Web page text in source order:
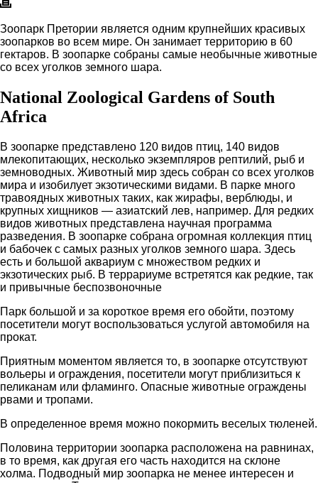
Зоопарк Претории является одним крупнейших красивых
зоопарков во всем мире. Он занимает территорию в 60
гектаров. В зоопарке собраны самые необычные животные
со всех уголков земного шара.
National Zoological Gardens of South
Africa
В зоопарке представлено 120 видов птиц, 140 видов
млекопитающих, несколько экземпляров рептилий, рыб и
земноводных. Животный мир здесь собран со всех уголков
мира и изобилует экзотическими видами. В парке много
травоядных животных таких, как жирафы, верблюды, и
крупных хищников — азиатский лев, например. Для редких
видов животных представлена научная программа
разведения. В зоопарке собрана огромная коллекция птиц
и бабочек с самых разных уголков земного шара. Здесь
есть и большой аквариум с множеством редких и
экзотических рыб. В террариуме встретятся как редкие, так
и привычные беспозвоночные
Парк большой и за короткое время его обойти, поэтому
посетители могут воспользоваться услугой автомобиля на
прокат.
Приятным моментом является то, в зоопарке отсутствуют
вольеры и ограждения, посетители могут приблизиться к
пеликанам или фламинго. Опасные животные ограждены
рвами и тропами.
В определенное время можно покормить веселых тюленей.
Половина территории зоопарка расположена на равнинах,
в то время, как другая его часть находится на склоне
холма. Подводный мир зоопарка не менее интересен и